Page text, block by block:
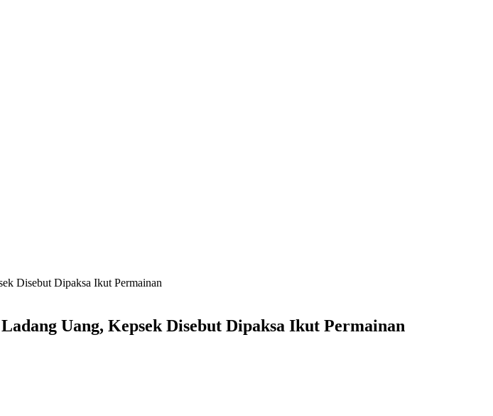
Disebut Dipaksa Ikut Permainan
Uang, Kepsek Disebut Dipaksa Ikut Permainan